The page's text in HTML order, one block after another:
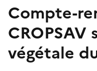
Compte-
CROPSAV
végétale